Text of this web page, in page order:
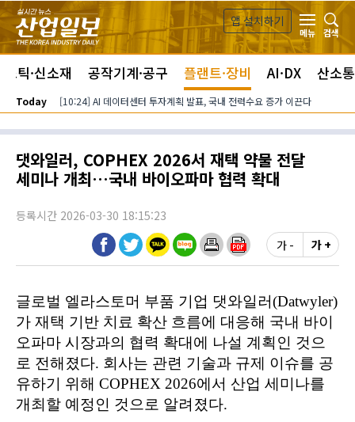
본문 바로가기
앱 설치하기
메뉴
검색
틱·신소재 공작기계·공구 플랜트·장비 AI·DX 산소통
Today [10:24] AI 데이터센터 투자계획 발표, 국내 전력수요 증가 이끈다
댓와일러, COPHEX 2026서 재택 약물 전달
세미나 개최…국내 바이오파마 협력 확대
등록시간 2026-03-30 18:15:23
가 -
가 +